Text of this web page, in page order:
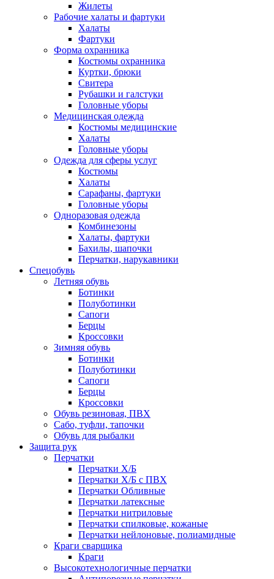
Жилеты
Рабочие халаты и фартуки
Халаты
Фартуки
Форма охранника
Костюмы охранника
Куртки, брюки
Свитера
Рубашки и галстуки
Головные уборы
Медицинская одежда
Костюмы медицинские
Халаты
Головные уборы
Одежда для сферы услуг
Костюмы
Халаты
Сарафаны, фартуки
Головные уборы
Одноразовая одежда
Комбинезоны
Халаты, фартуки
Бахилы, шапочки
Перчатки, нарукавники
Спецобувь
Летняя обувь
Ботинки
Полуботинки
Сапоги
Берцы
Кроссовки
Зимняя обувь
Ботинки
Полуботинки
Сапоги
Берцы
Кроссовки
Обувь резиновая, ПВХ
Сабо, туфли, тапочки
Обувь для рыбалки
Защита рук
Перчатки
Перчатки Х/Б
Перчатки Х/Б с ПВХ
Перчатки Обливные
Перчатки латексные
Перчатки нитриловые
Перчатки спилковые, кожаные
Перчатки нейлоновые, полиамидные
Краги сварщика
Краги
Высокотехнологичные перчатки